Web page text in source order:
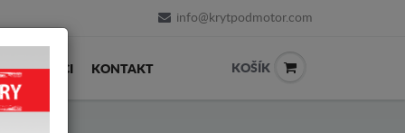
info@krytpodmotor.com
PRODEJCI KONTAKT KOŠÍK